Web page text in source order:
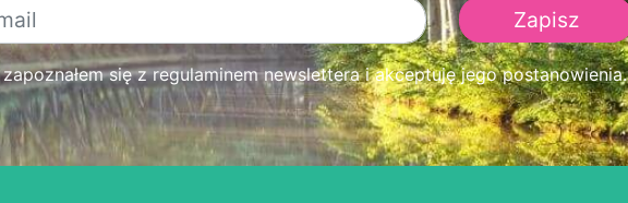
się z regulaminem newslettera i akceptuję jego postanowienia.